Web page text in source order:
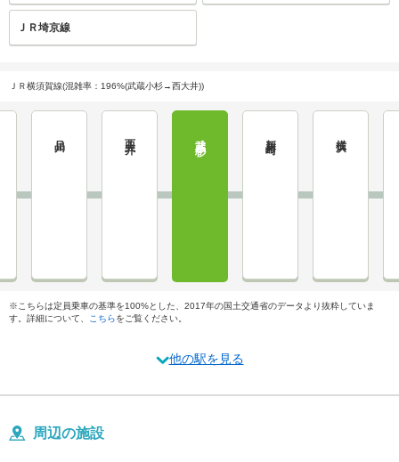
ＪＲ埼京線
ＪＲ横須賀線(混雑率：196%(武蔵小杉→西大井))
※こちらは定員乗車の基準を100%とした、2017年の国土交通省のデータより抜粋していま
す。詳細について、
こちらをご覧ください。
他の駅を見る
周辺の施設